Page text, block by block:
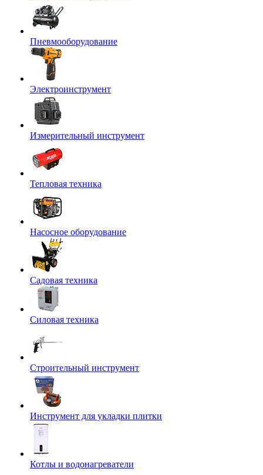
Пневмооборудование
Электроинструмент
Измерительный инструмент
Тепловая техника
Насосное оборудование
Садовая техника
Силовая техника
Строительный инструмент
Инструмент для укладки плитки
Котлы и водонагреватели